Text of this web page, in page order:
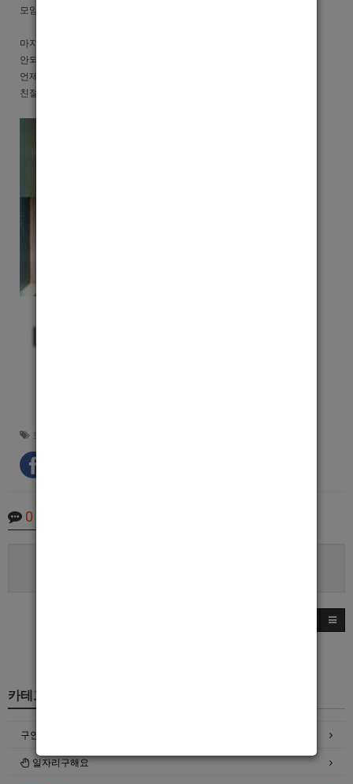
모임이 많아 금방친해 져요)
마지막으로 광고를 보시고 궁금한점이나 이해가
안되시는부분이 있다면
언제든지 연락주세요.
친절하게 알려드리니 ~ 부담 갖지 말고 연락한통 주세요 ~
호빠선수
0
카테고리
구인정보
일자리구해요